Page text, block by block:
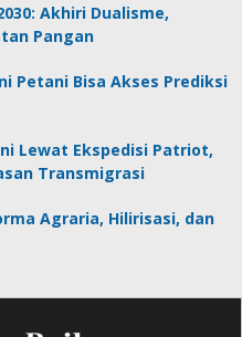
Akhiri Dualisme,
Pangan
Petani Bisa Akses Prediksi
Lewat Ekspedisi Patriot,
Transmigrasi
Agraria, Hilirisasi, dan